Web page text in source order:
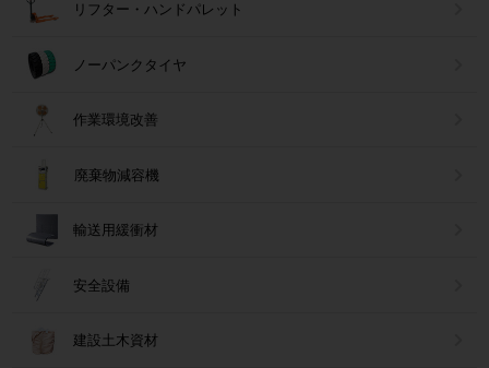
リフター・ハンドパレット
ノーパンクタイヤ
作業環境改善
廃棄物減容機
輸送用緩衝材
安全設備
建設土木資材